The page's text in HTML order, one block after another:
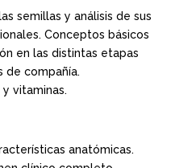
semillas y análisis de sus
Conceptos básicos
en las distintas etapas
de compañía.
vitaminas.
anatómicas.